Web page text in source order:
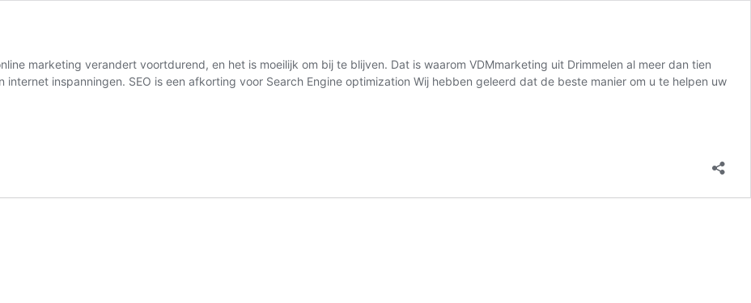
marketing verandert voortdurend, en het is moeilijk om bij te blijven. Dat is waarom VDMmarketing uit Drimmelen al meer dan tien
internet inspanningen. SEO is een afkorting voor Search Engine optimization Wij hebben geleerd dat de beste manier om u te helpen uw